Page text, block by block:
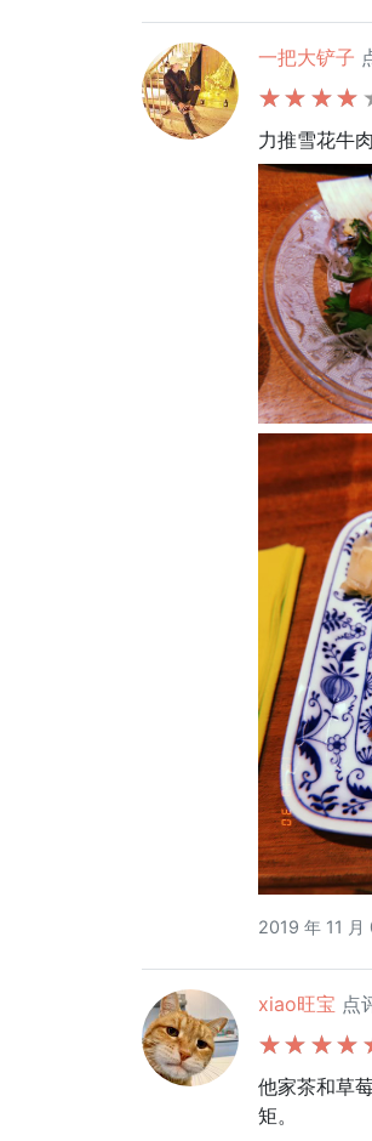
一把大铲子
力推雪花牛
2019 年 11
xiao旺宝 点
他家茶和草
矩。